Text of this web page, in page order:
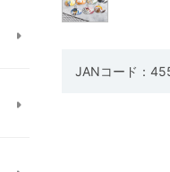
JANコード：